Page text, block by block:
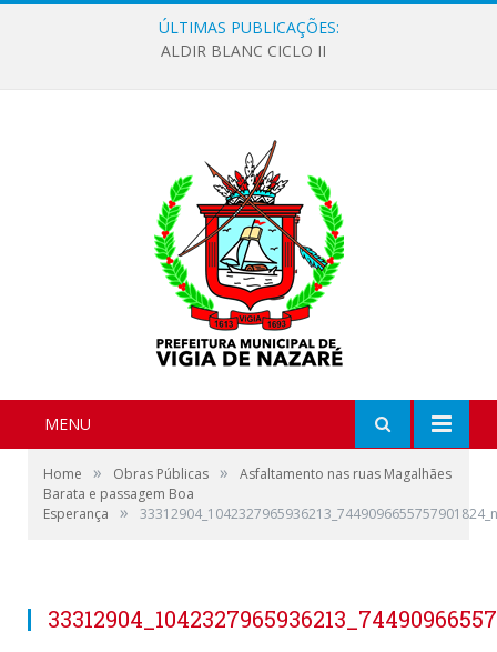
ÚLTIMAS PUBLICAÇÕES:
ALDIR BLANC CICLO II
MENU
Home » Obras Públicas »
Asfaltamento nas ruas Magalhães
Barata e passagem Boa
Esperança
» 33312904_1042327965936213_7449096655757901824_n